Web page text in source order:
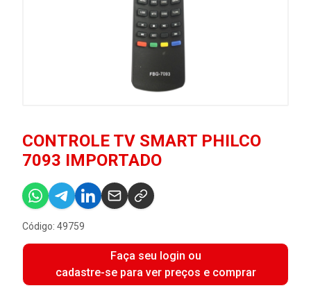
CONTROLE TV SMART PHILCO
7093 IMPORTADO
Código: 49759
Faça seu login ou
cadastre-se para ver preços e comprar